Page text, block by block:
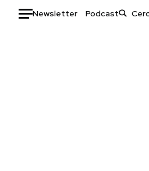
Newsletter Podcast